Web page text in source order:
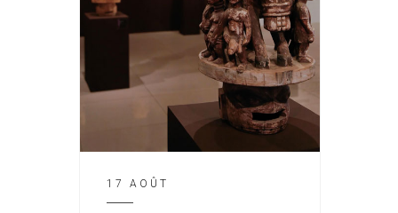
17 AOÛT